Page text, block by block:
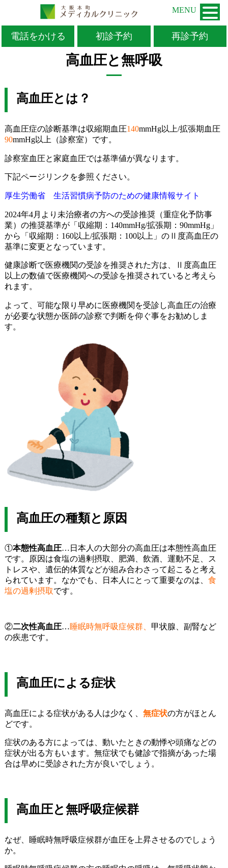
電話をかける 初診予約 再診予約
TOP>お知らせ >患者さま >高血圧と無呼吸
高血圧と無呼吸
高血圧とは？
高血圧症の診断基準は収縮期血圧140mmHg以上/拡張期血圧
90mmHg以上（診察室）です。
診察室血圧と家庭血圧では基準値が異なります。
下記ページリンクを参照ください。
厚生労働省 生活習慣病予防のための健康情報サイト
2024年4月より未治療者の方への受診推奨（重症化予防事
業）の推奨基準が「収縮期：140mmHg/拡張期：90mmHg」
から「収縮期：160以上/拡張期：100以上」のⅡ度高血圧の
基準に変更となっています。
健康診断で医療機関の受診を推奨された方は、Ⅱ度高血圧
以上の数値で医療機関への受診を推奨されていると考えら
れます。
よって、可能な限り早めに医療機関を受診し高血圧の治療
が必要な状態か医師の診察で判断を仰ぐ事をお勧めしま
す。
高血圧の種類と原因
①本態性高血圧…日本人の大部分の高血圧は本態性高血圧
です。原因は食塩の過剰摂取、肥満、飲酒、運動不足、ス
トレスや、遺伝的体質などが組み合わさって起こると考え
られています。なかでも、日本人にとって重要なのは、 食
塩の過剰摂取です。
②二次性高血圧…睡眠時無呼吸症候群、 甲状腺、副腎など
の疾患です。
高血圧による症状
高血圧による症状がある人は少なく、 無症状の方がほとん
どです。
症状のある方によっては、動いたときの動悸や頭痛などの
症状が出る方もいます。無症状でも健診で指摘があった場
合は早めに受診された方が良いでしょう。
高血圧と無呼吸症候群
なぜ、睡眠時無呼吸症候群が血圧を上昇させるのでしょう
か。